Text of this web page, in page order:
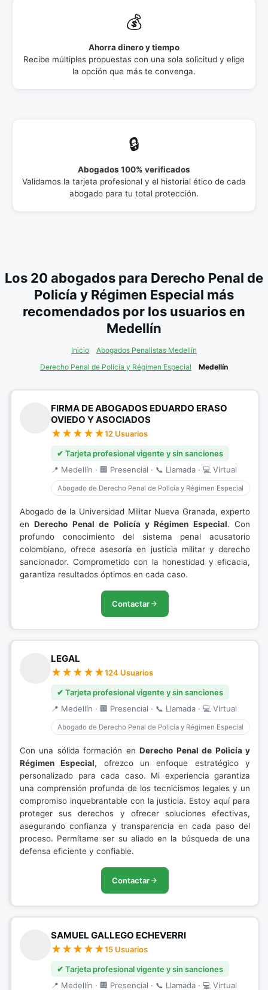
💰
Ahorra dinero y tiempo
Recibe múltiples propuestas con una sola solicitud y elige
la opción que más te convenga.
🔒
Abogados 100% verificados
Validamos la tarjeta profesional y el historial ético de cada
abogado para tu total protección.
Los 20 abogados para Derecho Penal de
Policía y Régimen Especial más
recomendados por los usuarios en
Medellín
Inicio
Abogados Penalistas Medellín
Derecho Penal de Policía y Régimen Especial
Medellín
FIRMA DE ABOGADOS EDUARDO ERASO
OVIEDO Y ASOCIADOS
12 Usuarios
✔ Tarjeta profesional vigente y sin sanciones
📍 Medellín · 🏢 Presencial · 📞 Llamada · 💻 Virtual
Abogado de Derecho Penal de Policía y Régimen Especial
Abogado de la Universidad Militar Nueva Granada, experto
enDerecho Penal de Policía y Régimen Especial. Con
profundo conocimiento del sistema penal acusatorio
colombiano, ofrece asesoría en justicia militar y derecho
sancionador. Comprometido con la honestidad y eficacia,
garantiza resultados óptimos en cada caso.
Contactar
LEGAL
124 Usuarios
✔ Tarjeta profesional vigente y sin sanciones
📍 Medellín · 🏢 Presencial · 📞 Llamada · 💻 Virtual
Abogado de Derecho Penal de Policía y Régimen Especial
Con una sólida formación enDerecho Penal de Policía y
Régimen Especial, ofrezco un enfoque estratégico y
personalizado para cada caso. Mi experiencia garantiza
una comprensión profunda de los tecnicismos legales y un
compromiso inquebrantable con la justicia. Estoy aquí para
proteger sus derechos y ofrecer soluciones efectivas,
asegurando confianza y transparencia en cada paso del
proceso. Permítame ser su aliado en la búsqueda de una
defensa eficiente y confiable.
Contactar
SAMUEL GALLEGO ECHEVERRI
15 Usuarios
✔ Tarjeta profesional vigente y sin sanciones
📍 Medellín · 🏢 Presencial · 📞 Llamada · 💻 Virtual